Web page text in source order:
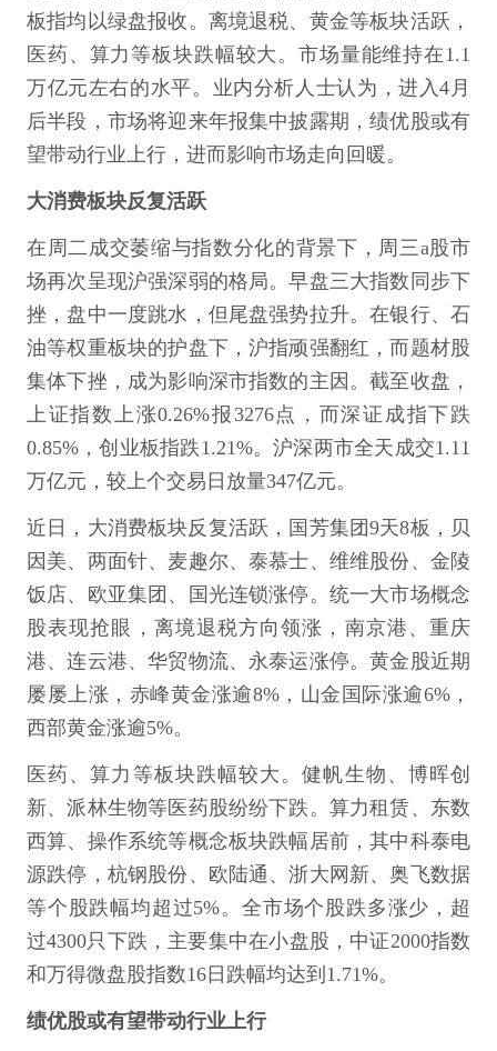
板指均以绿盘报收。离境退税、黄金等板块活跃，
医药、算力等板块跌幅较大。市场量能维持在1.1
万亿元左右的水平。业内分析人士认为，进入4月
后半段，市场将迎来年报集中披露期，绩优股或有
望带动行业上行，进而影响市场走向回暖。
大消费板块反复活跃
在周二成交萎缩与指数分化的背景下，周三a股市
场再次呈现沪强深弱的格局。早盘三大指数同步下
挫，盘中一度跳水，但尾盘强势拉升。在银行、石
油等权重板块的护盘下，沪指顽强翻红，而题材股
集体下挫，成为影响深市指数的主因。截至收盘，
上证指数上涨0.26%报3276点，而深证成指下跌
0.85%，创业板指跌1.21%。沪深两市全天成交1.11
万亿元，较上个交易日放量347亿元。
近日，大消费板块反复活跃，国芳集团9天8板，贝
因美、两面针、麦趣尔、泰慕士、维维股份、金陵
饭店、欧亚集团、国光连锁涨停。统一大市场概念
股表现抢眼，离境退税方向领涨，南京港、重庆
港、连云港、华贸物流、永泰运涨停。黄金股近期
屡屡上涨，赤峰黄金涨逾8%，山金国际涨逾6%，
西部黄金涨逾5%。
医药、算力等板块跌幅较大。健帆生物、博晖创
新、派林生物等医药股纷纷下跌。算力租赁、东数
西算、操作系统等概念板块跌幅居前，其中科泰电
源跌停，杭钢股份、欧陆通、浙大网新、奥飞数据
等个股跌幅均超过5%。全市场个股跌多涨少，超
过4300只下跌，主要集中在小盘股，中证2000指数
和万得微盘股指数16日跌幅均达到1.71%。
绩优股或有望带动行业上行